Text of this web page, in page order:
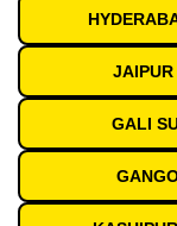
JAIPUR
GALI